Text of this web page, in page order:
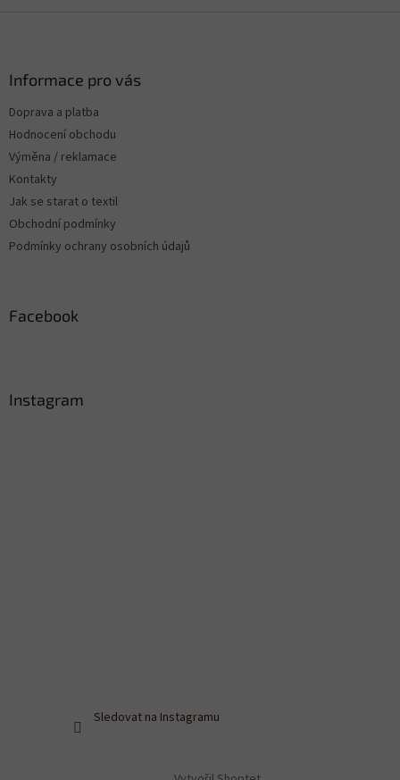
Informace pro vás
Doprava a platba
Hodnocení obchodu
Výměna / reklamace
Kontakty
Jak se starat o textil
Obchodní podmínky
Podmínky ochrany osobních údajů
Facebook
Instagram
Sledovat na Instagramu